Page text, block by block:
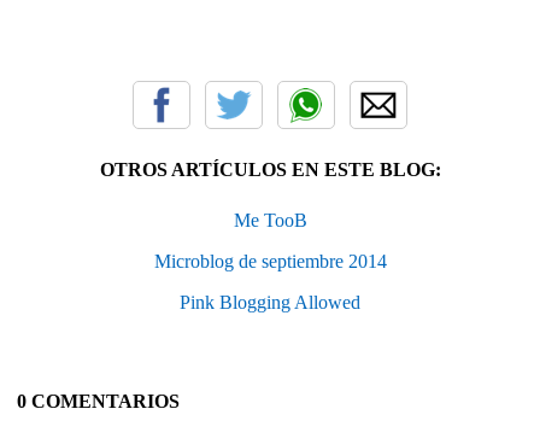
OTROS ARTÍCULOS EN ESTE BLOG:
Me TooB
Microblog de septiembre 2014
Pink Blogging Allowed
0 COMENTARIOS